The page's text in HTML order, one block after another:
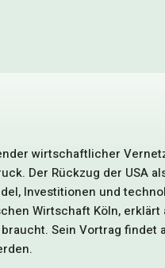
wirtschaftlicher
Der Rückzug der USA
Investitionen und
Wirtschaft Köln, erklärt
Sein Vortrag findet